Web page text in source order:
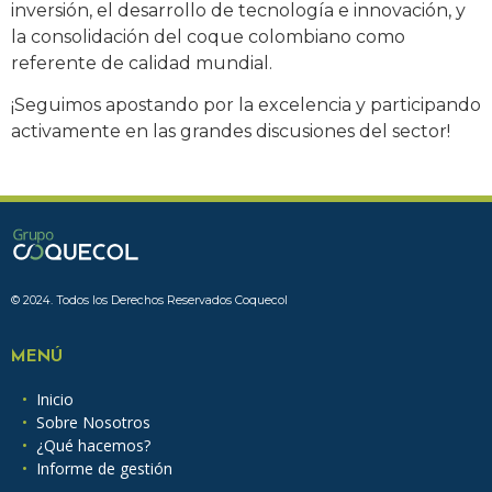
inversión, el desarrollo de tecnología e innovación, y
la consolidación del coque colombiano como
referente de calidad mundial.
¡Seguimos apostando por la excelencia y participando
activamente en las grandes discusiones del sector!
© 2024. Todos los Derechos Reservados Coquecol
MENÚ
Inicio
Sobre Nosotros
¿Qué hacemos?
Informe de gestión